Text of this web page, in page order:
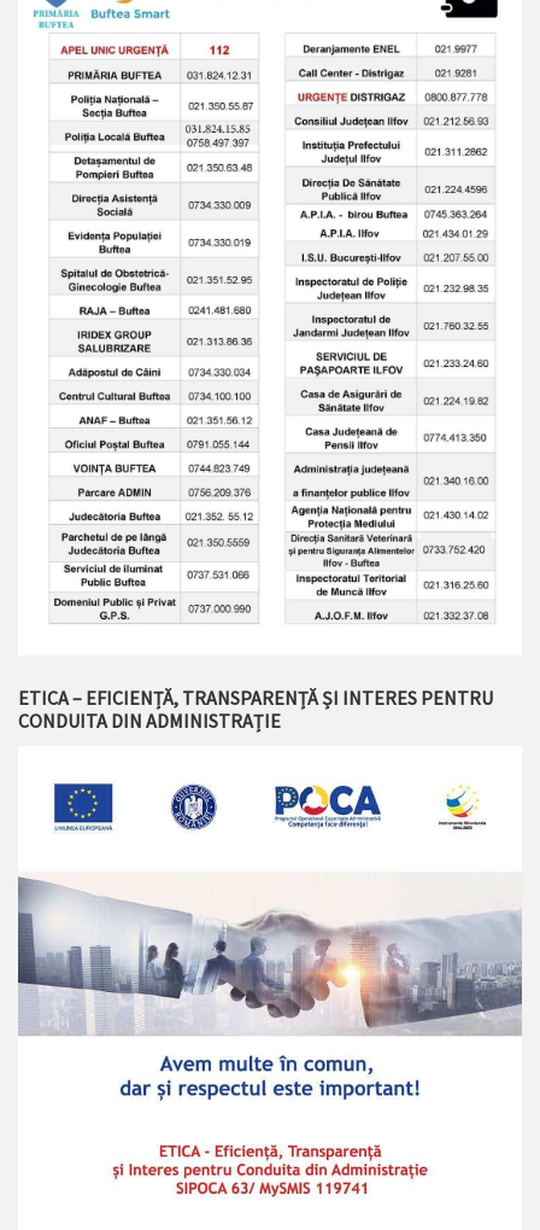
ETICA – EFICIENȚĂ, TRANSPARENȚĂ ȘI INTERES PENTRU
CONDUITA DIN ADMINISTRAȚIE